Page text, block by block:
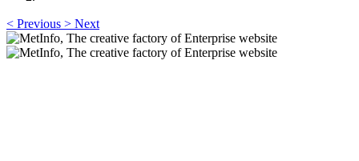
< Previous > Next